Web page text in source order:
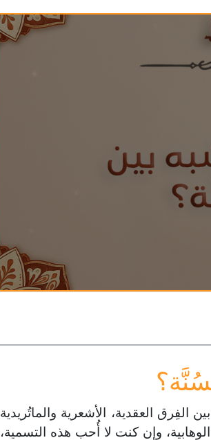
العقدية، الأشعرية والماتُريدية
وإن كنت لا أُحب هذه التسمية،